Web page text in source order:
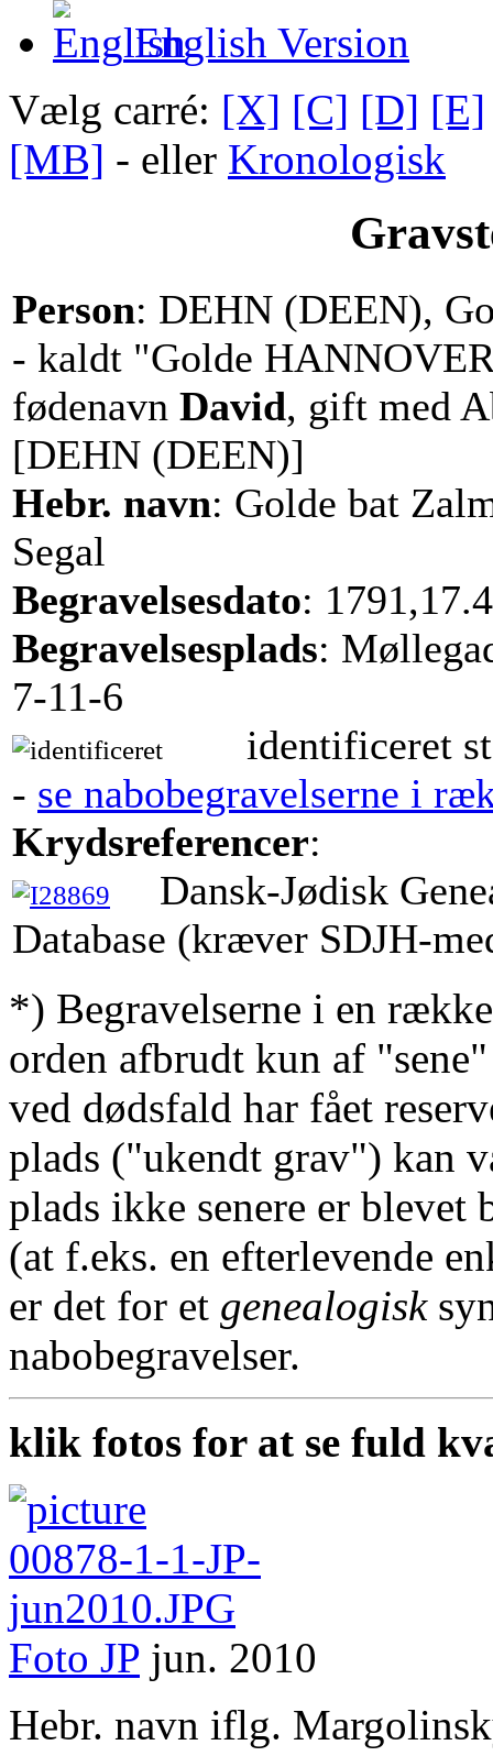
English Version
Vælg carré: [X] [C] [D] [E]
[MB] - eller Kronologisk
Person: DEHN (DEEN),
- kaldt "Golde
fødenavn David, gift med
[DEHN (DEEN)]
Hebr. navn: Golde bat
Segal
Begravelsesdato: 1791,17.4
Begravelsesplads:
7-11-6
identificeret
- se nabobegravelserne i
Krydsreferencer:
Dansk-Jødisk
Database (kræver SDJH-
*) Begravelserne i en
orden afbrudt kun af
ved dødsfald har fået
plads ("ukendt grav") kan
plads ikke senere er
(at f.eks. en efterlevende
er det for et genealogisk
nabobegravelser.
klik fotos for at se fuld
Foto JP jun. 2010
Hebr. navn iflg.